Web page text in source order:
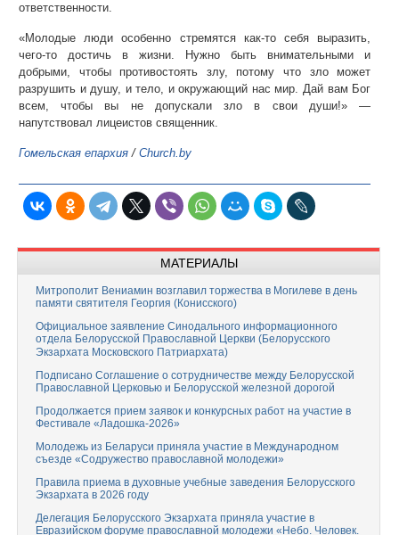
ответственности.
«Молодые люди особенно стремятся как-то себя выразить,
чего-то достичь в жизни. Нужно быть внимательными и
добрыми, чтобы противостоять злу, потому что зло может
разрушить и душу, и тело, и окружающий нас мир. Дай вам Бог
всем, чтобы вы не допускали зло в свои души!» —
напутствовал лицеистов священник.
Гомельская епархия / Church.by
МАТЕРИАЛЫ
Митрополит Вениамин возглавил торжества в Могилеве в день
памяти святителя Георгия (Конисского)
Официальное заявление Синодального информационного
отдела Белорусской Православной Церкви (Белорусского
Экзархата Московского Патриархата)
Подписано Соглашение о сотрудничестве между Белорусской
Православной Церковью и Белорусской железной дорогой
Продолжается прием заявок и конкурсных работ на участие в
Фестивале «Ладошка-2026»
Молодежь из Беларуси приняла участие в Международном
съезде «Содружество православной молодежи»
Правила приема в духовные учебные заведения Белорусского
Экзархата в 2026 году
Делегация Белорусского Экзархата приняла участие в
Евразийском форуме православной молодежи «Небо. Человек.